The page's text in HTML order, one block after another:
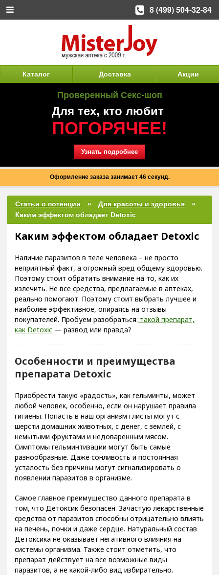
Каталог Доставка Акции
Проверенный Секс-шоп
Для тех, кто любит
ПОГОРЯЧЕЕ!
Узнать подробнее
Оформление заказа занимает 46 секунд.
Статьи о потенции
Для красоты и здоровья
Каким эффектом обладает Detoxic
Каким эффектом обладает Detoxic
Наличие паразитов в теле человека – не просто
неприятный факт, а огромный вред общему здоровью.
Поэтому стоит обратить внимание на то, как их
излечить. Не все средства, предлагаемые в аптеках,
реально помогают. Поэтому стоит выбрать лучшее и
наиболее эффективное, опираясь на отзывы
покупателей. Пробуем разобраться: такой препарат,
как Detoxic — развод или правда?
Особенности и преимущества
препарата Detoxic
Приобрести такую «радость», как гельминты, может
любой человек, особенно, если он нарушает правила
гигиены. Попасть в наш организм глисты могут с
шерсти домашних животных, с денег, с землей, с
немытыми фруктами и недоваренным мясом.
Симптомы гельминтизации могут быть самые
разнообразные. Даже сонливость и постоянная
усталость без причины могут сигнализировать о
появлении паразитов в организме.
Самое главное преимущество данного препарата в
том, что Детоксик безопасен. Зачастую лекарственные
средства от паразитов способны отрицательно влиять
на печень, почки и даже сердце. Натуральный состав
Детоксика не оказывает негативного влияния на
системы организма. Также стоит отметить, что
препарат действует на все возможные виды
паразитов, а не какой-либо вид избирательно.
8 (499) 504-32-84